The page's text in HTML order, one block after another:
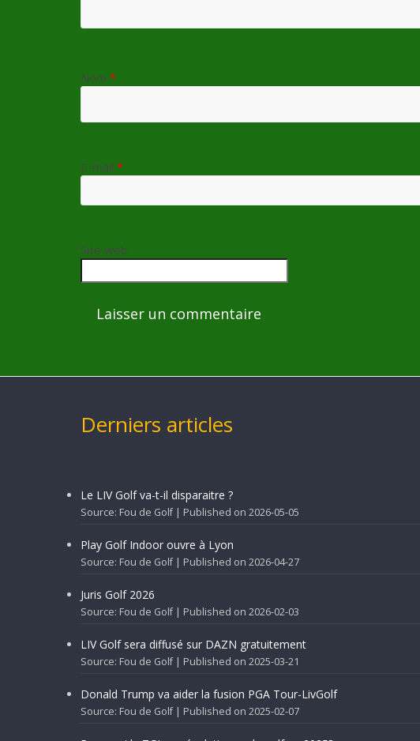
Nom *
E-mail *
Site web
Derniers articles
Le LIV Golf va-t-il disparaitre ?
Source: Fou de Golf Published on 2026-05-05
Play Golf Indoor ouvre à Lyon
Source: Fou de Golf Published on 2026-04-27
Juris Golf 2026
Source: Fou de Golf Published on 2026-02-03
LIV Golf sera diffusé sur DAZN gratuitement
Source: Fou de Golf Published on 2025-03-21
Donald Trump va aider la fusion PGA Tour-LivGolf
Source: Fou de Golf Published on 2025-02-07